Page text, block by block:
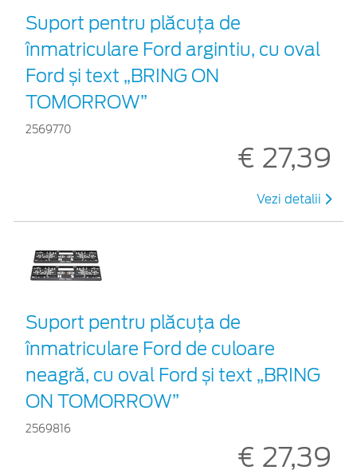
Suport pentru plăcuța de
înmatriculare Ford argintiu, cu oval
Ford și text „BRING ON
TOMORROW”
2569770
€ 27,39
Vezi detalii
Suport pentru plăcuța de
înmatriculare Ford de culoare
neagră, cu oval Ford și text „BRING
ON TOMORROW”
2569816
€ 27,39